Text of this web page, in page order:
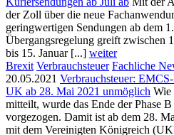
der Zoll über die neue
geringwertigen Sendungen ab dem
Übergangsregelung greift zwischen
bis 15. Januar [...] weiter
Brexit Verbrauchsteuer Fachliche
20.05.2021 Verbrauchsteuer:
UK ab 28. Mai 2021 unmöglich Wie
mitteilt, wurde das Ende der Phase
vorgezogen. Damit ist ab dem 28.
mit dem Vereinigten Königreich